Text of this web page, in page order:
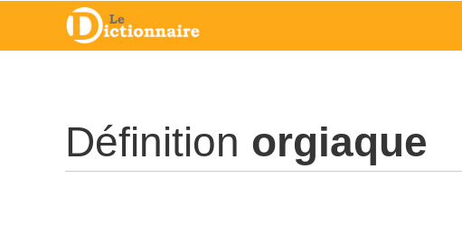
Définition orgiaque